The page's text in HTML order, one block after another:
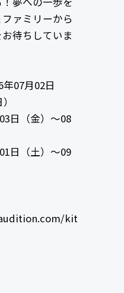
ァミリーから
待ちしていま
07月02日
日（金）〜08
日（土）〜09
kit